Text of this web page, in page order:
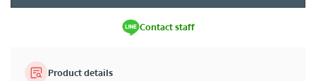
Contact staff
Product details